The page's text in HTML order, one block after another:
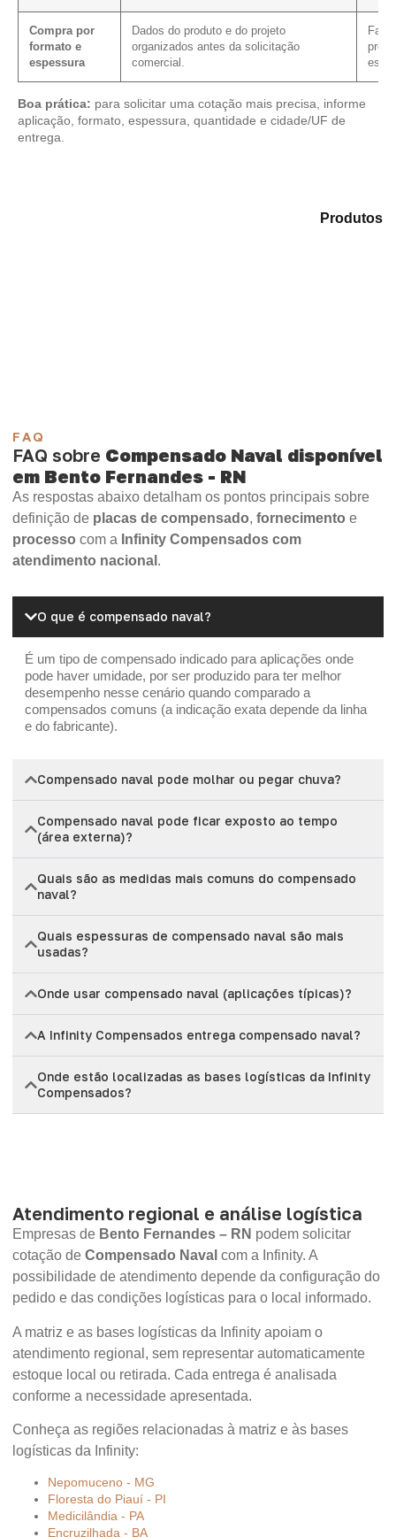
Compra por
formato e
espessura
Dados do produto e do projeto
organizados antes da solicitação
comercial.
Boa prática: para solicitar uma cotação mais precisa, informe
aplicação, formato, espessura, quantidade e cidade/UF de
entrega.
Produtos
FAQ
FAQ sobre Compensado Naval disponível
em Bento Fernandes - RN
As respostas abaixo detalham os pontos principais sobre
definição de placas de compensado, fornecimento e
processo com a Infinity Compensados com
atendimento nacional .
O que é compensado naval?
É um tipo de compensado indicado para aplicações onde
pode haver umidade, por ser produzido para ter melhor
desempenho nesse cenário quando comparado a
compensados comuns (a indicação exata depende da linha
e do fabricante).
Compensado naval pode molhar ou pegar chuva?
Compensado naval pode ficar exposto ao tempo
(área externa)?
Quais são as medidas mais comuns do compensado
naval?
Quais espessuras de compensado naval são mais
usadas?
Onde usar compensado naval (aplicações típicas)?
A Infinity Compensados entrega compensado naval?
Onde estão localizadas as bases logísticas da Infinity
Compensados?
Atendimento regional e análise logística
Empresas de Bento Fernandes – RN podem solicitar
cotação de Compensado Naval com a Infinity. A
possibilidade de atendimento depende da configuração do
pedido e das condições logísticas para o local informado.
A matriz e as bases logísticas da Infinity apoiam o
atendimento regional, sem representar automaticamente
estoque local ou retirada. Cada entrega é analisada
conforme a necessidade apresentada.
Conheça as regiões relacionadas à matriz e às bases
logísticas da Infinity:
Nepomuceno - MG
Floresta do Piauí - PI
Medicilândia - PA
Encruzilhada - BA